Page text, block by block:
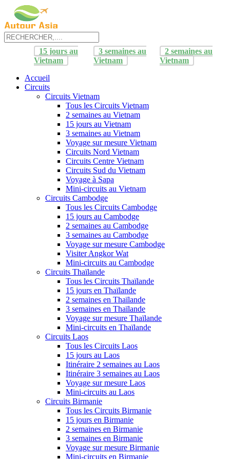
15 jours au
Vietnam
3 semaines au
Vietnam
2 semaines au
Vietnam
Accueil
Circuits
Circuits Vietnam
Tous les Circuits Vietnam
2 semaines au Vietnam
15 jours au Vietnam
3 semaines au Vietnam
Voyage sur mesure Vietnam
Circuits Nord Vietnam
Circuits Centre Vietnam
Circuits Sud du Vietnam
Voyage à Sapa
Mini-circuits au Vietnam
Circuits Cambodge
Tous les Circuits Cambodge
15 jours au Cambodge
2 semaines au Cambodge
3 semaines au Cambodge
Voyage sur mesure Cambodge
Visiter Angkor Wat
Mini-circuits au Cambodge
Circuits Thaïlande
Tous les Circuits Thaïlande
15 jours en Thaïlande
2 semaines en Thaïlande
3 semaines en Thaïlande
Voyage sur mesure Thaïlande
Mini-circuits en Thaïlande
Circuits Laos
Tous les Circuits Laos
15 jours au Laos
Itinéraire 2 semaines au Laos
Itinéraire 3 semaines au Laos
Voyage sur mesure Laos
Mini-circuits au Laos
Circuits Birmanie
Tous les Circuits Birmanie
15 jours en Birmanie
2 semaines en Birmanie
3 semaines en Birmanie
Voyage sur mesure Birmanie
Mini-circuits en Birmanie